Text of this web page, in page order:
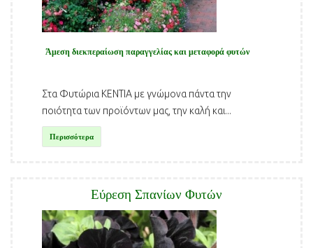
Άμεση διεκπεραίωση παραγγελίας και μεταφορά φυτών
Στα Φυτώρια ΚΕΝΤΙΑ με γνώμονα πάντα την
ποιότητα των προϊόντων μας, την καλή και...
Περισσότερα
Εύρεση Σπανίων Φυτών